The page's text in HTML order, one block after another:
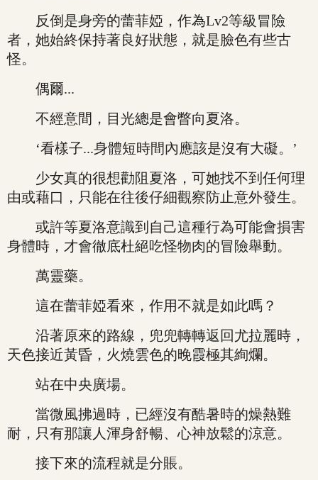
反倒是身旁的蕾菲婭，作為Lv2等級冒險
者，她始終保持著良好狀態，就是臉色有些古
怪。
偶爾...
不經意間，目光總是會瞥向夏洛。
‘看樣子...身體短時間內應該是沒有大礙。’
少女真的很想勸阻夏洛，可她找不到任何理
由或藉口，只能在往後仔細觀察防止意外發生。
或許等夏洛意識到自己這種行為可能會損害
身體時，才會徹底杜絕吃怪物肉的冒險舉動。
萬靈藥。
這在蕾菲婭看來，作用不就是如此嗎？
沿著原來的路線，兜兜轉轉返回尤拉麗時，
天色接近黃昏，火燒雲色的晚霞極其絢爛。
站在中央廣場。
當微風拂過時，已經沒有酷暑時的燥熱難
耐，只有那讓人渾身舒暢、心神放鬆的涼意。
接下來的流程就是分賬。